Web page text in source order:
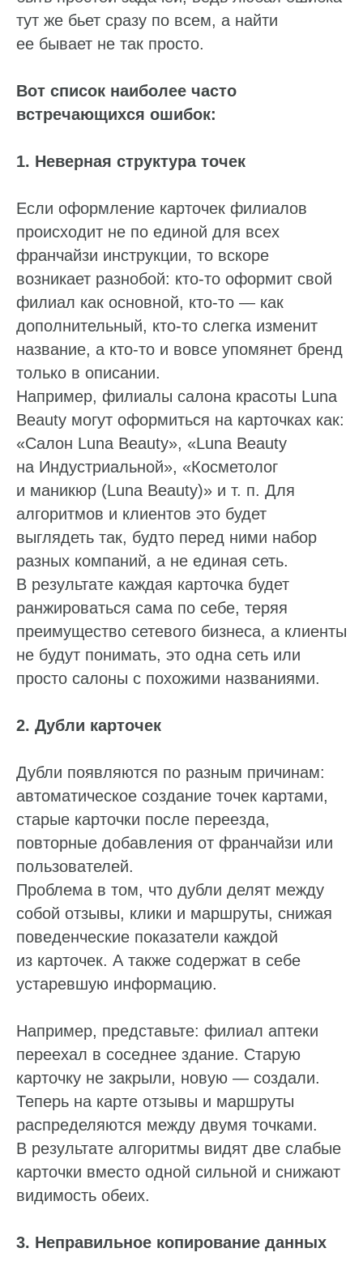
тут же бьет сразу по всем, а найти
ее бывает не так просто.
Вот список наиболее часто
встречающихся ошибок:
1. Неверная структура точек
Если оформление карточек филиалов
происходит не по единой для всех
франчайзи инструкции, то вскоре
возникает разнобой: кто-то оформит свой
филиал как основной, кто-то — как
дополнительный, кто-то слегка изменит
название, а кто-то и вовсе упомянет бренд
только в описании.
Например, филиалы салона красоты Luna
Beauty могут оформиться на карточках как:
«Салон Luna Beauty», «Luna Beauty
на Индустриальной», «Косметолог
и маникюр (Luna Beauty)» и т. п. Для
алгоритмов и клиентов это будет
выглядеть так, будто перед ними набор
разных компаний, а не единая сеть.
В результате каждая карточка будет
ранжироваться сама по себе, теряя
преимущество сетевого бизнеса, а клиенты
не будут понимать, это одна сеть или
просто салоны с похожими названиями.
2. Дубли карточек
Дубли появляются по разным причинам:
автоматическое создание точек картами,
старые карточки после переезда,
повторные добавления от франчайзи или
пользователей.
Проблема в том, что дубли делят между
собой отзывы, клики и маршруты, снижая
поведенческие показатели каждой
из карточек. А также содержат в себе
устаревшую информацию.
Например, представьте: филиал аптеки
переехал в соседнее здание. Старую
карточку не закрыли, новую — создали.
Теперь на карте отзывы и маршруты
распределяются между двумя точками.
В результате алгоритмы видят две слабые
карточки вместо одной сильной и снижают
видимость обеих.
3. Неправильное копирование данных